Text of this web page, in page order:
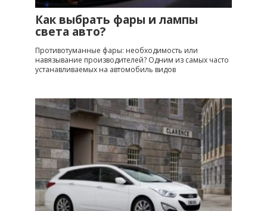
Как выбрать фары и лампы
света авто?
Противотуманные фары: необходимость или
навязывание производителей? Одним из самых часто
устанавливаемых на автомобиль видов